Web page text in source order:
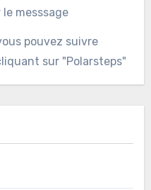
messsage
pouvez suivre
sur "Polarsteps"